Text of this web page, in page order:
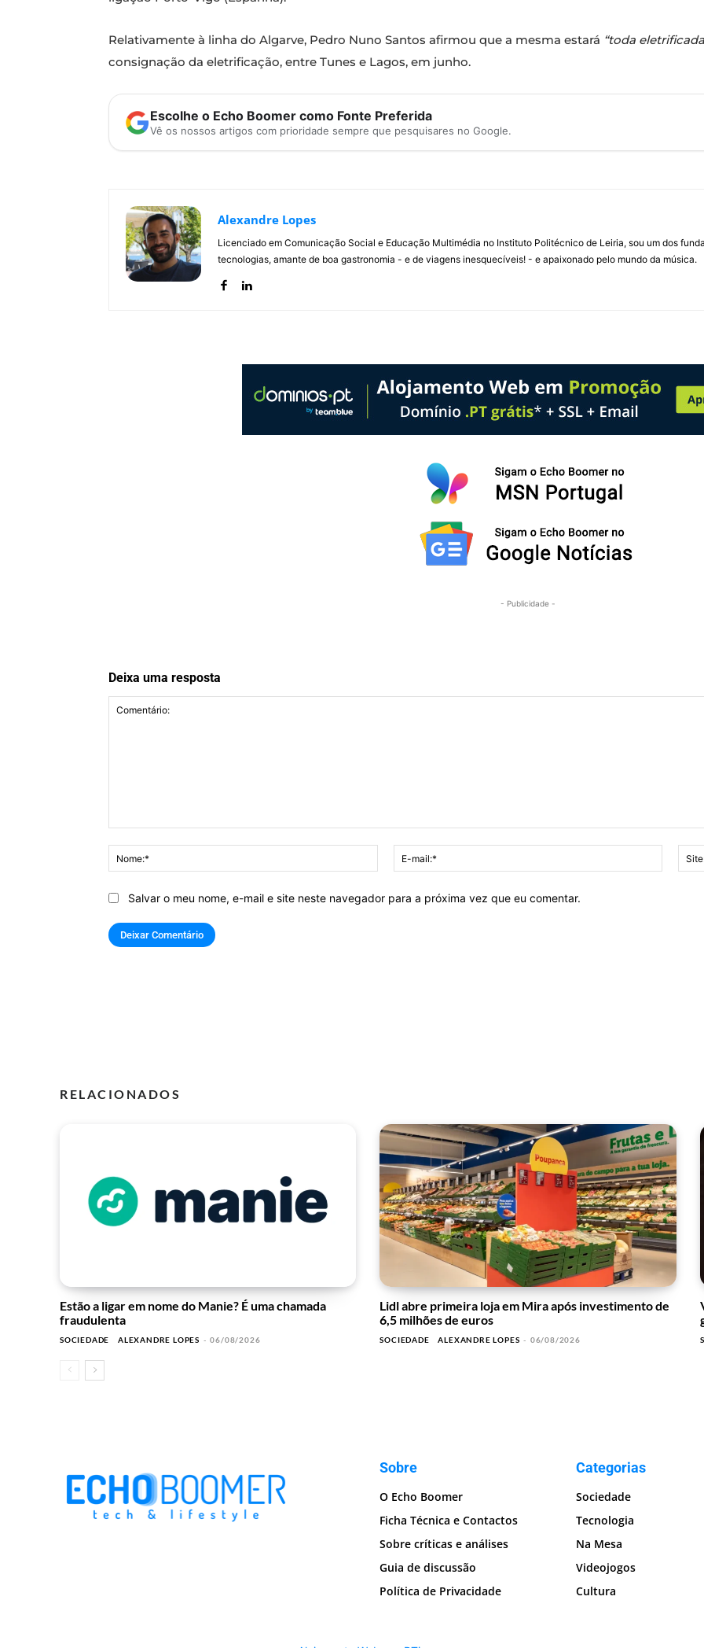
Relativamente à linha do Algarve, Pedro Nuno Santos afirmou que a mesma estará “toda
consignação da eletrificação, entre Tunes e Lagos, em junho.
Escolhe o Echo Boomer como Fonte Preferida
Vê os nossos artigos com prioridade sempre que pesquisares no Google.
Alexandre Lopes
Licenciado em Comunicação Social e Educação Multimédia no Instituto Politécnico de Leiria, sou um dos
tecnologias, amante de boa gastronomia - e de viagens inesquecíveis! - e apaixonado pelo mundo da música.
- Publicidade -
Deixa uma resposta
Nome:*
mail:*
Salvar o meu nome, e-mail e site neste navegador para a próxima vez que eu comentar.
RELACIONADOS
Estão a ligar em nome do Manie? É uma chamada
fraudulenta
SOCIEDADE ALEXANDRE LOPES - 06/08/2026
Lidl abre primeira loja em Mira após investimento de
6,5 milhões de euros
SOCIEDADE ALEXANDRE LOPES - 06/08/2026
Sobre
O Echo Boomer
Ficha Técnica e Contactos
Sobre críticas e análises
Guia de discussão
Política de Privacidade
Categorias
Sociedade
Tecnologia
Na Mesa
Videojogos
Cultura